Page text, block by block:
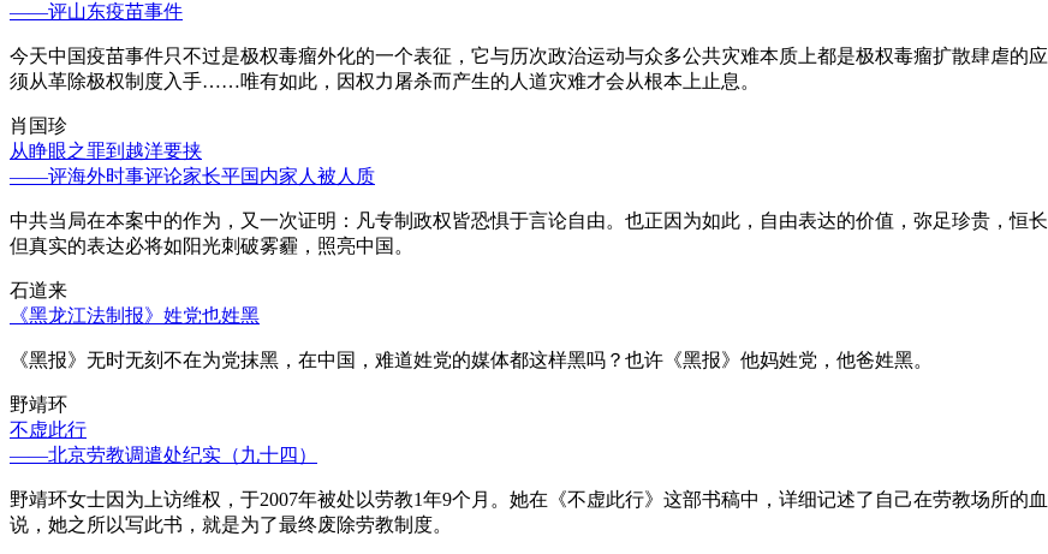
——评山东疫苗事件
今天中国疫苗事件只不过是极权毒瘤外化的一个表征，它与历次政治运动与众多公共灾难本质上都是极权毒瘤扩散肆虐的
须从革除极权制度入手……唯有如此，因权力屠杀而产生的人道灾难才会从根本上止息。
肖国珍
从睁眼之罪到越洋要挟
——评海外时事评论家长平国内家人被人质
中共当局在本案中的作为，又一次证明：凡专制政权皆恐惧于言论自由。也正因为如此，自由表达的价值，弥足珍贵，恒
但真实的表达必将如阳光刺破雾霾，照亮中国。
石道来
《黑龙江法制报》姓党也姓黑
《黑报》无时无刻不在为党抹黑，在中国，难道姓党的媒体都这样黑吗？也许《黑报》他妈姓党，他爸姓黑。
野靖环
不虚此行
——北京劳教调遣处纪实（九十四）
野靖环女士因为上访维权，于2007年被处以劳教1年9个月。她在《不虚此行》这部书稿中，详细记述了自己在劳教场所
说，她之所以写此书，就是为了最终废除劳教制度。